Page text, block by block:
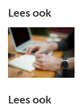
Lees ook
Lees ook